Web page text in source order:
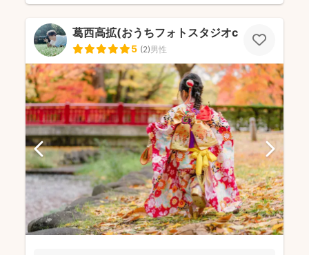
葛西高拡(おうちフォトスタジオcocofilm)
5 (2)男性